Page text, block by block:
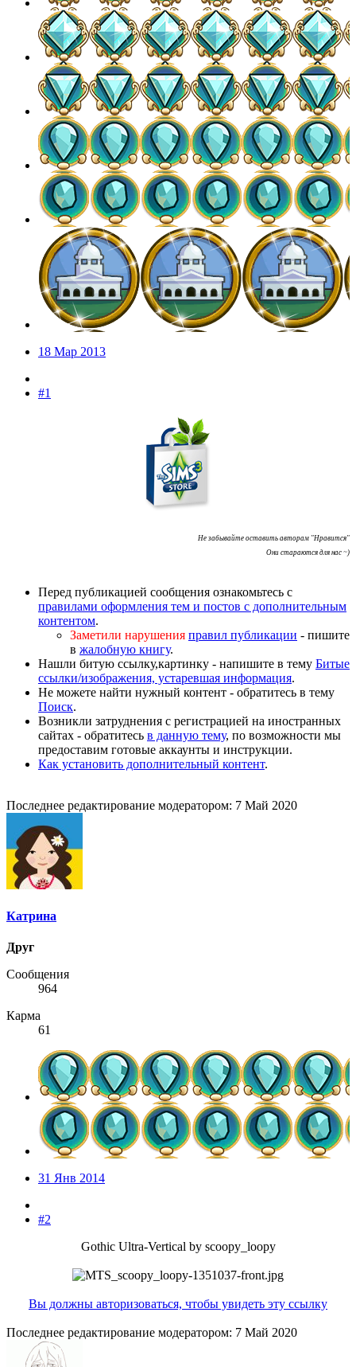
18 Мар 2013
#1
Не забывайте оставить авторам "Нравится"
Они стараются для нас ~)
Перед публикацией сообщения ознакомьтесь с
правилами оформления тем и постов с дополнительным
контентом.
Заметили нарушения правил публикации - пишите
в жалобную книгу.
Нашли битую ссылку,картинку - напишите в тему Битые
ссылки/изображения, устаревшая информация.
Не можете найти нужный контент - обратитесь в тему
Поиск.
Возникли затруднения с регистрацией на иностранных
сайтах - обратитесь в данную тему, по возможности мы
предоставим готовые аккаунты и инструкции.
Как установить дополнительный контент.
Последнее редактирование модератором: 7 Май 2020
Катрина
Друг
Сообщения
964
Карма
61
31 Янв 2014
#2
Gothic Ultra-Vertical by scoopy_loopy
Вы должны авторизоваться, чтобы увидеть эту ссылку
Последнее редактирование модератором: 7 Май 2020